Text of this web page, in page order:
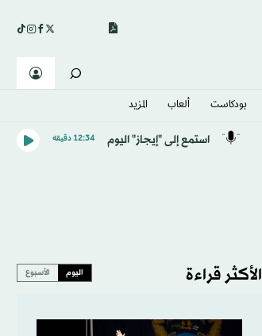
بودكاست ألعاب المزيد
استمع إلى "إيجاز" اليوم 12:34 دقيقه
الأكثر قراءة اليوم الأسبوع